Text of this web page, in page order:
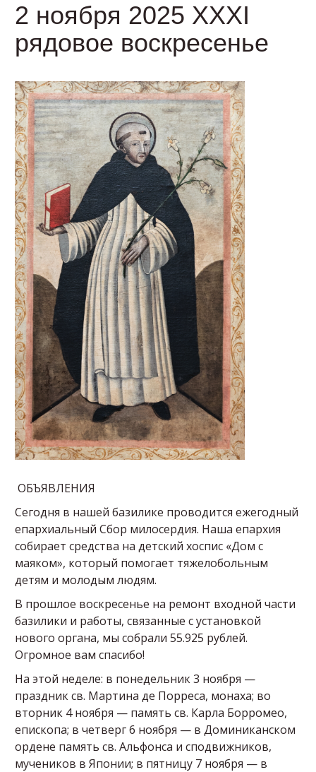
2 ноября 2025 XXXI
рядовое воскресенье
ОБЪЯВЛЕНИЯ
Сегодня в нашей базилике проводится ежегодный
епархиальный Сбор милосердия. Наша епархия
собирает средства на детский хоспис «Дом с
маяком», который помогает тяжелобольным
детям и молодым людям.
В прошлое воскресенье на ремонт входной части
базилики и работы, связанные с установкой
нового органа, мы собрали 55.925 рублей.
Огромное вам спасибо!
На этой неделе: в понедельник 3 ноября —
праздник св. Мартина де Порреса, монаха; во
вторник 4 ноября — память св. Карла Борромео,
епископа; в четверг 6 ноября — в Доминиканском
ордене память св. Альфонса и сподвижников,
мучеников в Японии; в пятницу 7 ноября — в